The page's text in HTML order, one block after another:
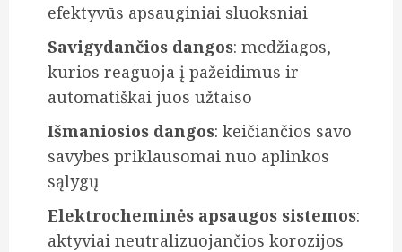
efektyvūs apsauginiai sluoksniai
Savigydančios dangos: medžiagos,
kurios reaguoja į pažeidimus ir
automatiškai juos užtaiso
Išmaniosios dangos: keičiančios savo
savybes priklausomai nuo aplinkos
sąlygų
Elektrocheminės apsaugos sistemos:
aktyviai neutralizuojančios korozijos